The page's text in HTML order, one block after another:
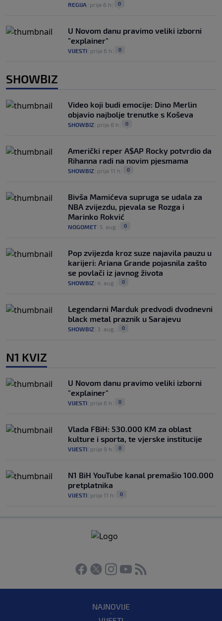
REGIJA prije 6 h 0
U Novom danu pravimo veliki izborni
"explainer"
VIJESTI prije 6 h 0
SHOWBIZ
Video koji budi emocije: Dino Merlin
objavio najbolje trenutke s Koševa
SHOWBIZ prije 8 h 0
Američki reper A$AP Rocky potvrdio da
Rihanna radi na novim pjesmama
SHOWBIZ prije 11 h 0
Bivša Mamićeva supruga se udala za
NBA zvijezdu, pjevala se Rozga i
Marinko Rokvić
NOGOMET 5. aug. 0
Pop zvijezda kroz suze najavila pauzu u
karijeri: Ariana Grande pojasnila zašto
se povlači iz javnog života
SHOWBIZ 4. aug. 0
Legendarni Marduk predvodi dvodnevni
black metal praznik u Sarajevu
SHOWBIZ 3. aug. 0
N1 KVIZ
U Novom danu pravimo veliki izborni
"explainer"
VIJESTI prije 6 h 0
Vlada FBiH: 530.000 KM za oblast
kulture i sporta, te vjerske institucije
VIJESTI prije 9 h 0
N1 BiH YouTube kanal premašio 100.000
pretplatnika
VIJESTI prije 11 h 0
NAJNOVIJE